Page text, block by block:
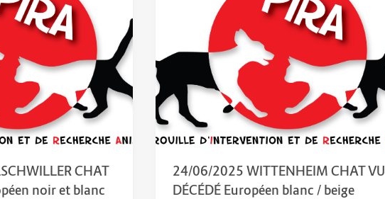
CHAT
noir et blanc
24/06/2025 WITTENHEIM CHAT VU
DÉCÉDÉ Européen blanc / beige